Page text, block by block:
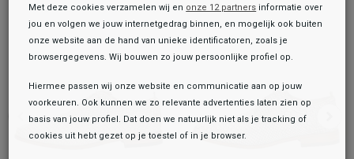
Met deze cookies verzamelen wij en onze 12 partners informatie over
jou en volgen we jouw internetgedrag binnen, en mogelijk ook buiten
onze website aan de hand van unieke identificatoren, zoals je
browsergegevens. Wij bouwen zo jouw persoonlijke profiel op.
Hiermee passen wij onze website en communicatie aan op jouw
voorkeuren. Ook kunnen we zo relevante advertenties laten zien op
basis van jouw profiel. Dat doen we natuurlijk niet als je tracking of
cookies uit hebt gezet op je toestel of in je browser.